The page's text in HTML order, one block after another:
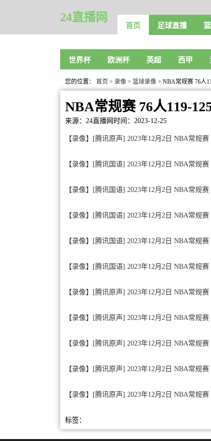
24直播网
首页 足球直播
世界杯 欧洲杯 英超 西甲
您的位置： 首页 > 录像 > 篮球录像 > NBA常规赛 76人
NBA常规赛 76人119-
来源：24直播网 时间：2023-12-25
【录像】[腾讯原声] 2023年12月2日 NBA常规
【录像】[腾讯国语] 2023年12月2日 NBA常规
【录像】[腾讯国语] 2023年12月2日 NBA常规
【录像】[腾讯国语] 2023年12月2日 NBA常规
【录像】[腾讯国语] 2023年12月2日 NBA常规
【录像】[腾讯国语] 2023年12月2日 NBA常规
【录像】[腾讯原声] 2023年12月2日 NBA常规
【录像】[腾讯原声] 2023年12月2日 NBA常规
【录像】[腾讯原声] 2023年12月2日 NBA常规
【录像】[腾讯原声] 2023年12月2日 NBA常规
【录像】[腾讯原声] 2023年12月2日 NBA常规
标签：